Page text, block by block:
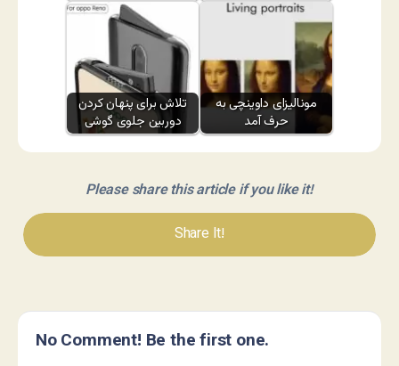
تلاش برای پنهان کردن
دوربین جلوی گوشی
مونالیزای داوینچی به
حرف آمد
Please share this article if you like it!
Share It!
No Comment! Be the first one.